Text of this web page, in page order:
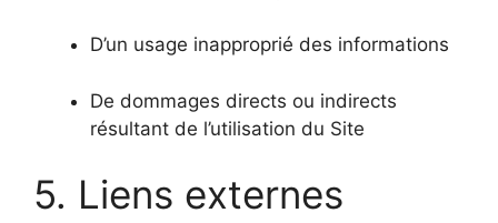
D’un usage inapproprié des informations
De dommages directs ou indirects
résultant de l’utilisation du Site
5. Liens externes